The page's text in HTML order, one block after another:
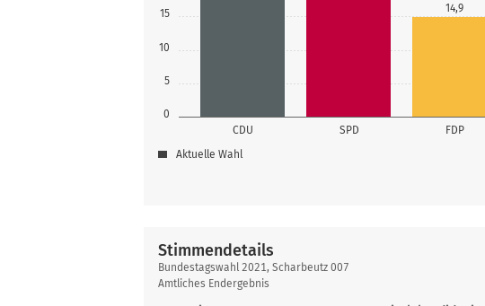
0
5
10
15
CDU SPD FDP
14,9
Aktuelle Wahl
Stimmendetails
Stimmendetails
Bundestagswahl 2021, Scharbeutz 007
Amtliches Endergebnis